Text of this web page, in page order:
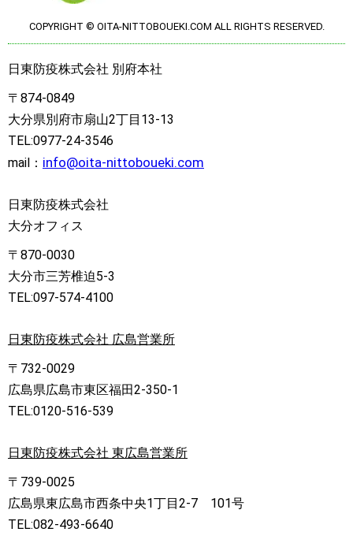
COPYRIGHT © OITA-NITTOBOUEKI.COM ALL RIGHTS RESERVED.
日東防疫株式会社 別府本社
〒874-0849
大分県別府市扇山2丁目13-13
TEL:0977-24-3546
mail： info@oita-nittoboueki.com
日東防疫株式会社
大分オフィス
〒870-0030
大分市三芳椎迫5-3
TEL:097-574-4100
日東防疫株式会社 広島営業所
〒732-0029
広島県広島市東区福田2-350-1
TEL:0120-516-539
日東防疫株式会社 東広島営業所
〒739-0025
広島県東広島市西条中央1丁目2-7 101号
TEL:082-493-6640